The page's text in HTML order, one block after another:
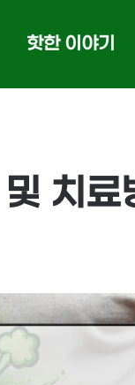
핫한 이야기
치료